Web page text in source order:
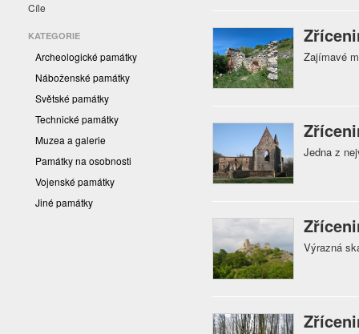
Cíle
KATEGORIE
Archeologické památky
Náboženské památky
Světské památky
Technické památky
Muzea a galerie
Památky na osobnosti
Vojenské památky
Jiné památky
Zajímavé
Jedna z
Výrazná